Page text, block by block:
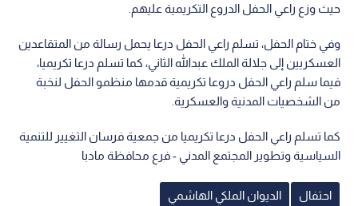
حيث وزع راعي الحفل الدروع التكريمية عليهم.
وفي ختام الحفل، تسلم راعي الحفل درعا يحمل رسالة من المتقاعدين
العسكريين إلى جلالة الملك عبدالله الثاني، كما تسلم درعا تكريميا،
فيما سلم راعي الحفل دروعا تكريمية قدمها منظمو الحفل لنخبة
من الشخصيات المدنية والعسكرية.
كما تسلم راعي الحفل درعا تكريميا من جمعية فرسان التغيير للتنمية
السياسية وتطوير المجتمع المدني - فرع محافظة مادبا
احتفال الديوان الملكي الهاشمي